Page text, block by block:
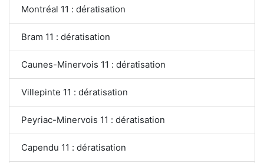
Montréal 11 : dératisation
Bram 11 : dératisation
Caunes-Minervois 11 : dératisation
Villepinte 11 : dératisation
Peyriac-Minervois 11 : dératisation
Capendu 11 : dératisation